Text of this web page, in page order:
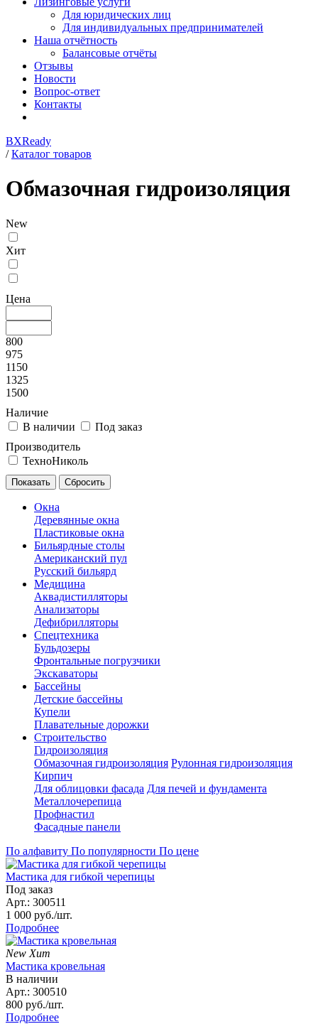
Для юридических лиц
Для индивидуальных предпринимателей
Наша отчётность
Балансовые отчёты
Отзывы
Новости
Вопрос-ответ
Контакты
BXReady
/ Каталог товаров
Обмазочная гидроизоляция
New
Хит
Цена
800
975
1150
1325
1500
Наличие
В наличии
Под заказ
Производитель
ТехноНиколь
Окна
Деревянные окна
Пластиковые окна
Бильярдные столы
Американский пул
Русский бильярд
Медицина
Аквадистилляторы
Анализаторы
Дефибрилляторы
Спецтехника
Бульдозеры
Фронтальные погрузчики
Экскаваторы
Бассейны
Детские бассейны
Купели
Плавательные дорожки
Строительство
Гидроизоляция
Обмазочная гидроизоляция Рулонная гидроизоляция
Кирпич
Для облицовки фасада Для печей и фундамента
Металлочерепица
Профнастил
Фасадные панели
По алфавиту По популярности По цене
Мастика для гибкой черепицы
Под заказ
Арт.: 300511
1 000 руб./шт.
Подробнее
New Хит
Мастика кровельная
В наличии
Арт.: 300510
800 руб./шт.
Подробнее